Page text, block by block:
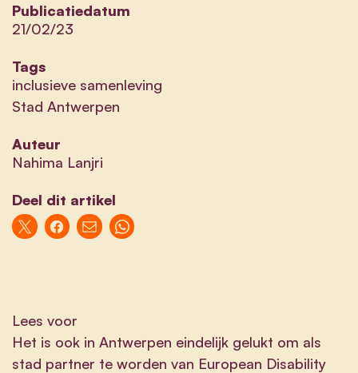
Publicatiedatum
21/02/23
Tags
inclusieve samenleving
Stad Antwerpen
Auteur
Nahima Lanjri
Deel dit artikel
Lees voor
Het is ook in Antwerpen eindelijk gelukt om als
stad partner te worden van European Disability